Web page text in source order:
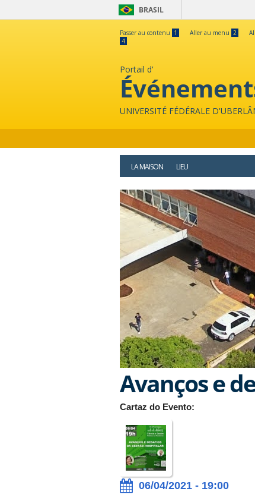
BRASIL
Passer au contenu 1 Aller au menu 2
4
Portail d'
UNIVERSITÉ FÉDÉRALE
LA MAISON LIEU
Avanços e
Cartaz do Evento:
06/04/2021 - 19:00